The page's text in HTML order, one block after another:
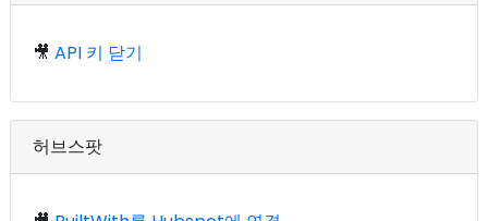
🎥 API 키 닫기
허브스팟